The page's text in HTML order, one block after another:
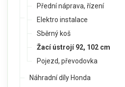
Přední náprava, řízení
Elektro instalace
Sběrný koš
Žací ústrojí 92, 102 cm
Pojezd, převodovka
Náhradní díly Honda